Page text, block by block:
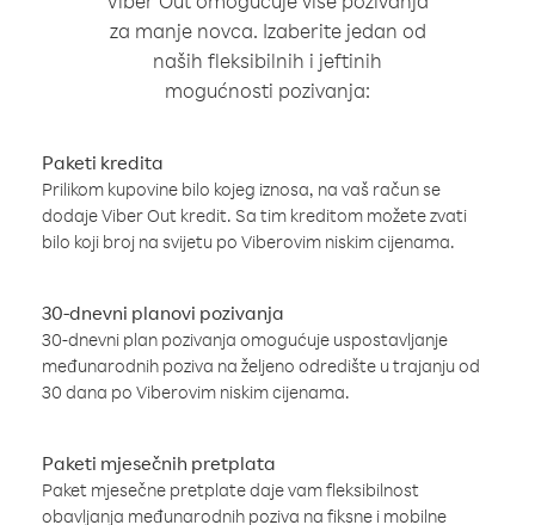
za manje novca. Izaberite jedan od
naših fleksibilnih i jeftinih
mogućnosti pozivanja:
Paketi kredita
Prilikom kupovine bilo kojeg iznosa, na vaš račun se
dodaje Viber Out kredit. Sa tim kreditom možete zvati
bilo koji broj na svijetu po Viberovim niskim cijenama.
30-dnevni planovi pozivanja
30-dnevni plan pozivanja omogućuje uspostavljanje
međunarodnih poziva na željeno odredište u trajanju od
30 dana po Viberovim niskim cijenama.
Paketi mjesečnih pretplata
Paket mjesečne pretplate daje vam fleksibilnost
obavljanja međunarodnih poziva na fiksne i mobilne